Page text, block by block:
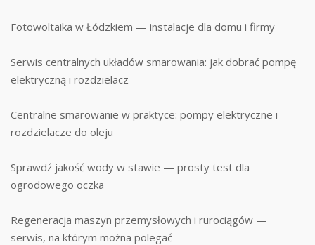
Fotowoltaika w Łódzkiem — instalacje dla domu i firmy
Serwis centralnych układów smarowania: jak dobrać pompę
elektryczną i rozdzielacz
Centralne smarowanie w praktyce: pompy elektryczne i
rozdzielacze do oleju
Sprawdź jakość wody w stawie — prosty test dla
ogrodowego oczka
Regeneracja maszyn przemysłowych i rurociągów —
serwis, na którym można polegać